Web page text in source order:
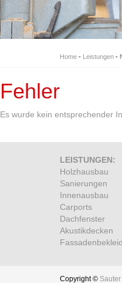
Home - Leistungen -
Fehler
Es wurde kein entsprechender
LEISTUNGEN:
Holzhausbau
Sanierungen
Innenausbau
Carports
Dachfenster
Akustikdecken
Copyright ©